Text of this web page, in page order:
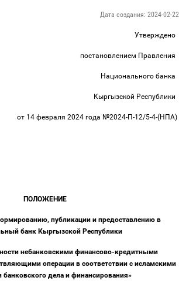
Дата создания: 2024-02-22
Утверждено
постановлением Правления
Национального банка
Кыргызской Республики
от 14 февраля 2024 года №2024-П-12/5-4-(НПА)
ПОЛОЖЕНИЕ
публикации и предоставлению в
банк Кыргызской Республики
небанковскими финансово-кредитными
операции в соответствии с исламскими
банковского дела и финансирования»